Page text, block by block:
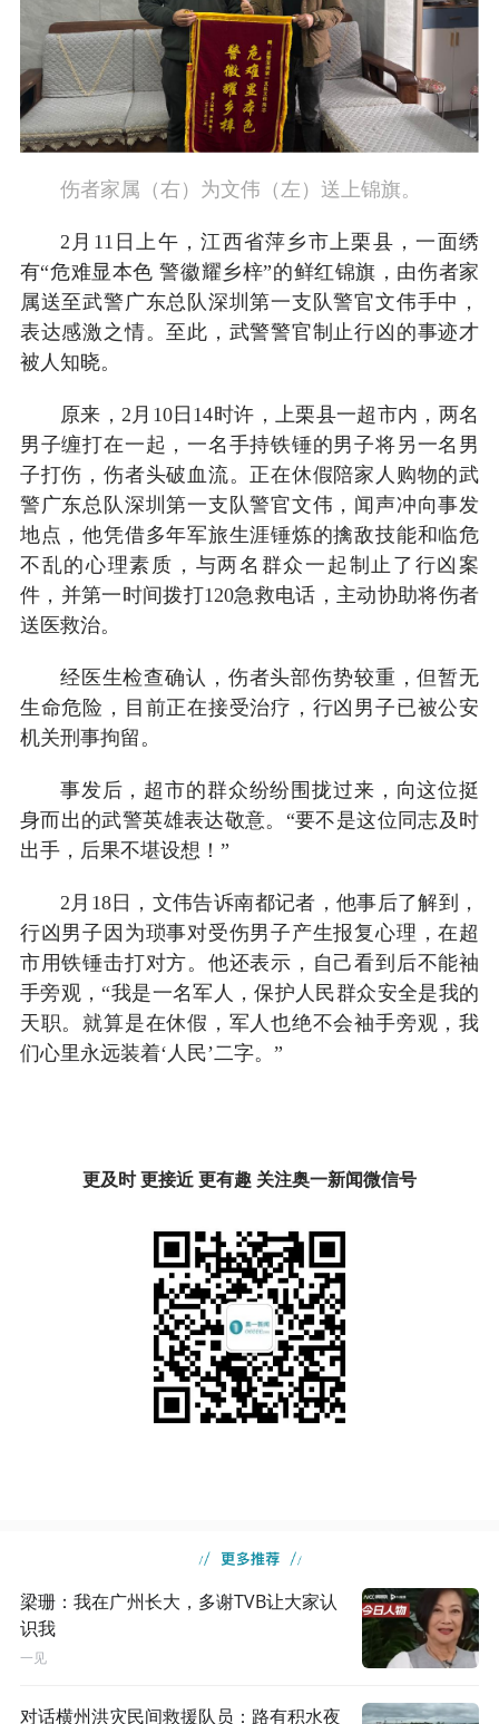
伤者家属（右）为文伟（左）送上锦旗。
2月11日上午，江西省萍乡市上栗县，一面绣
有“危难显本色 警徽耀乡梓”的鲜红锦旗，由伤者家
属送至武警广东总队深圳第一支队警官文伟手中，
表达感激之情。至此，武警警官制止行凶的事迹才
被人知晓。
原来，2月10日14时许，上栗县一超市内，两名
男子缠打在一起，一名手持铁锤的男子将另一名男
子打伤，伤者头破血流。正在休假陪家人购物的武
警广东总队深圳第一支队警官文伟，闻声冲向事发
地点，他凭借多年军旅生涯锤炼的擒敌技能和临危
不乱的心理素质，与两名群众一起制止了行凶案
件，并第一时间拨打120急救电话，主动协助将伤者
送医救治。
经医生检查确认，伤者头部伤势较重，但暂无
生命危险，目前正在接受治疗，行凶男子已被公安
机关刑事拘留。
事发后，超市的群众纷纷围拢过来，向这位挺
身而出的武警英雄表达敬意。“要不是这位同志及时
出手，后果不堪设想！”
2月18日，文伟告诉南都记者，他事后了解到，
行凶男子因为琐事对受伤男子产生报复心理，在超
市用铁锤击打对方。他还表示，自己看到后不能袖
手旁观，“我是一名军人，保护人民群众安全是我的
天职。就算是在休假，军人也绝不会袖手旁观，我
们心里永远装着‘人民’二字。”
更及时 更接近 更有趣 关注奥一新闻微信号
梁珊：我在广州长大，多谢TVB让大家认
识我
一见
对话横州洪灾民间救援队员：路有积水夜